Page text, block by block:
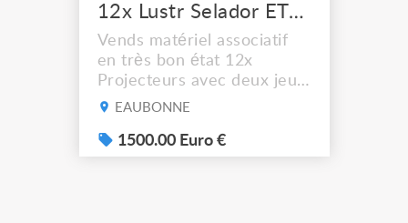
12x Lustr Selador ETC Led 7x colors filtres
Vends matériel associatif
en très bon état 12x
Projecteurs avec deux jeux
de filtre filtre Lustr Selador
system – seven colour
LEDs providing the
EAUBONNE
1500.00 Euro €